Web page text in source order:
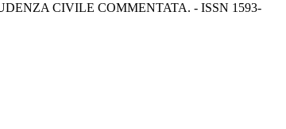
CIVILE COMMENTATA. - ISSN 1593-